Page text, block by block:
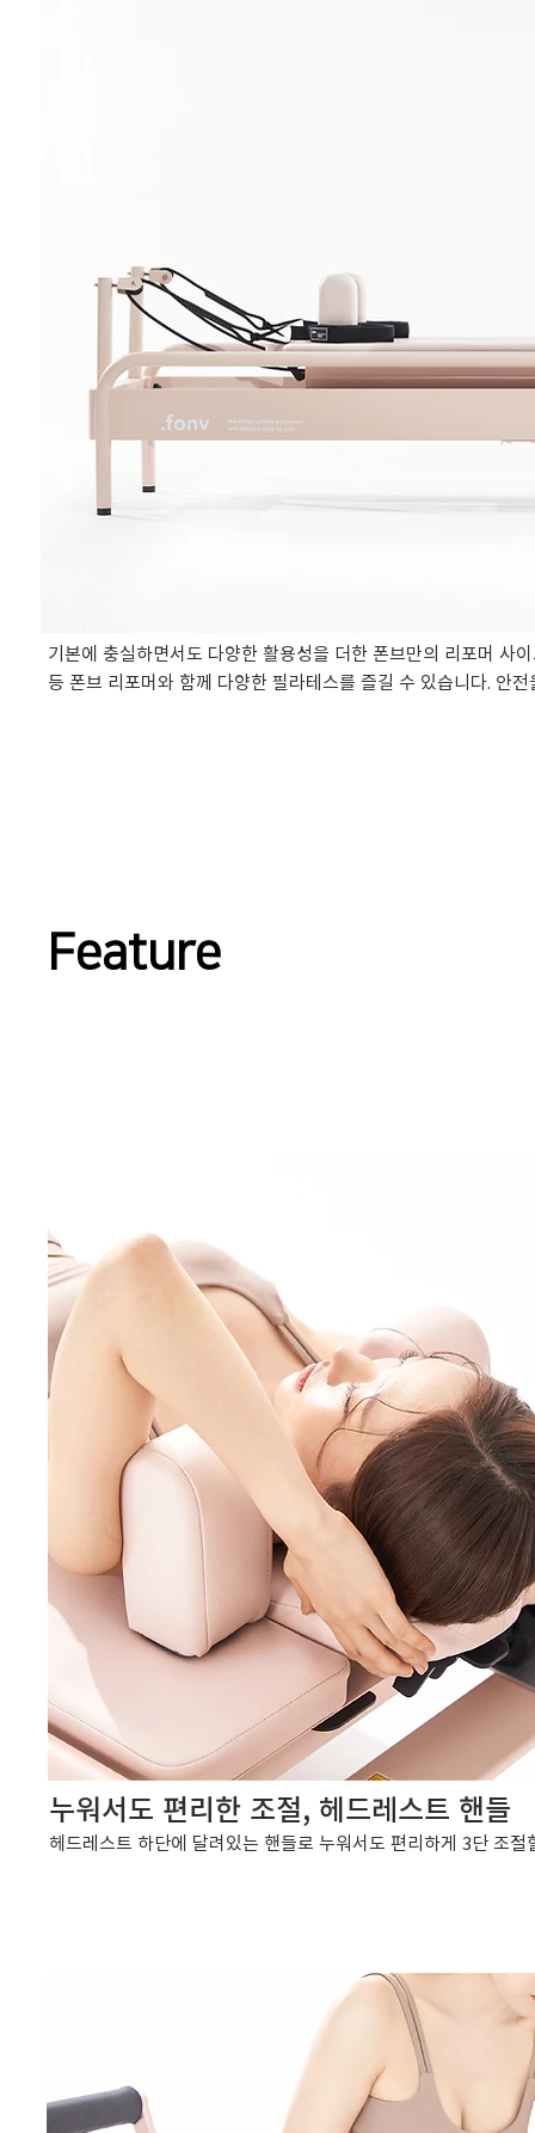
기본에 충실하면서도 다양한 활용성을 더한 폰브만의 리포머 사
등 폰브 리포머와 함께 다양한 필라테스를 즐길 수 있습니다. 안
Feature
누워서도 편리한 조절, 헤드레스트 핸들
헤드레스트 하단에 달려있는 핸들로 누워서도 편리하게 3단 조